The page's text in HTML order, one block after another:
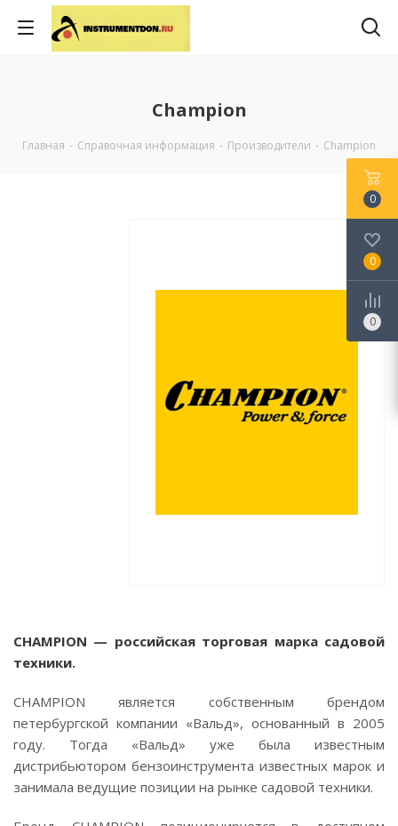
Champion
Главная - Справочная информация - Производители - Champion
CHAMPION — российская торговая марка садовой
техники.
CHAMPION является собственным брендом
петербургской компании «Вальд», основанный в 2005
году. Тогда «Вальд» уже была известным
дистрибьютором бензоинструмента известных марок и
занимала ведущие позиции на рынке садовой техники.
0
0
0